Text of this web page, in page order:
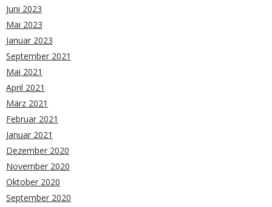
Juni 2023
Mai 2023
Januar 2023
September 2021
Mai 2021
April 2021
März 2021
Februar 2021
Januar 2021
Dezember 2020
November 2020
Oktober 2020
September 2020